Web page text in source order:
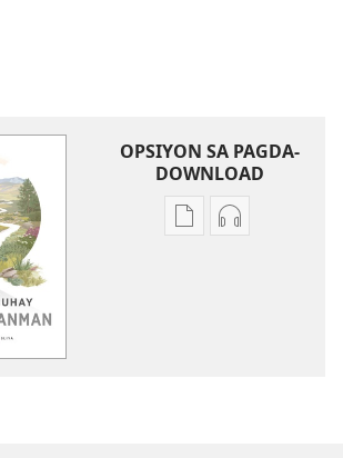
OPSIYON SA PAGDA-
DOWNLOAD
OpsiyonOpsiyon